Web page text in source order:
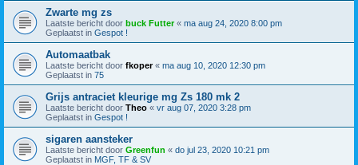
Zwarte mg zs
Laatste bericht door buck Futter« ma aug 24, 2020 8:00 pm
Geplaatst in Gespot !
Automaatbak
Laatste bericht door fkoper« ma aug 10, 2020 12:30 pm
Geplaatst in 75
Grijs antraciet kleurige mg Zs 180 mk 2
Laatste bericht door Theo « vr aug 07, 2020 3:28 pm
Geplaatst in Gespot !
sigaren aansteker
Laatste bericht door Greenfun « do jul 23, 2020 10:21 pm
Geplaatst in MGF, TF & SV